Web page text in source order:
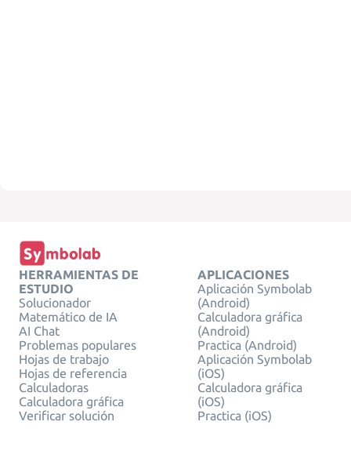
HERRAMIENTAS DE
ESTUDIO
Solucionador
Matemático de IA
AI Chat
Problemas populares
Hojas de trabajo
Hojas de referencia
Calculadoras
Calculadora gráfica
Verificar solución
APLICACIONES
Aplicación Symbolab
(Android)
Calculadora gráfica
(Android)
Practica (Android)
Aplicación Symbolab
(iOS)
Calculadora gráfica
(iOS)
Practica (iOS)